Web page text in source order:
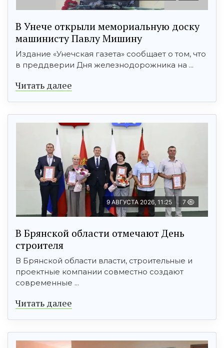
В Унече открыли мемориальную доску
машинисту Павлу Мишину
Издание «Унечская газета» сообщает о том, что
в преддверии Дня железнодорожника на ...
Читать далее
9 АВГУСТА 2026, 11:25 7
В Брянской области отмечают День
строителя
В Брянской области власти, строительные и
проектные компании совместно создают
современные ...
Читать далее